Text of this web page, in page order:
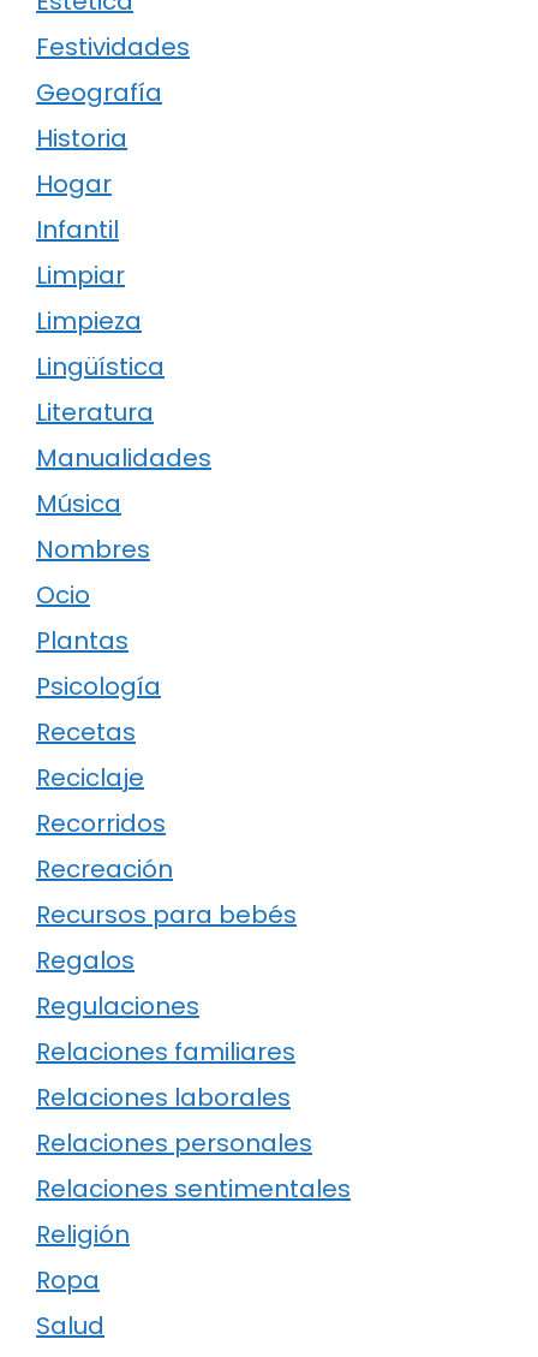
Festividades
Geografía
Historia
Hogar
Infantil
Limpiar
Limpieza
Lingüística
Literatura
Manualidades
Música
Nombres
Ocio
Plantas
Psicología
Recetas
Reciclaje
Recorridos
Recreación
Recursos para bebés
Regalos
Regulaciones
Relaciones familiares
Relaciones laborales
Relaciones personales
Relaciones sentimentales
Religión
Ropa
Salud